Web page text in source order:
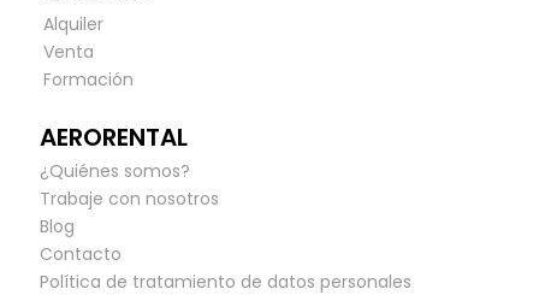
Alquiler
Venta
Formación
AERORENTAL
¿Quiénes somos?
Trabaje con nosotros
Blog
Contacto
Política de tratamiento de datos personales